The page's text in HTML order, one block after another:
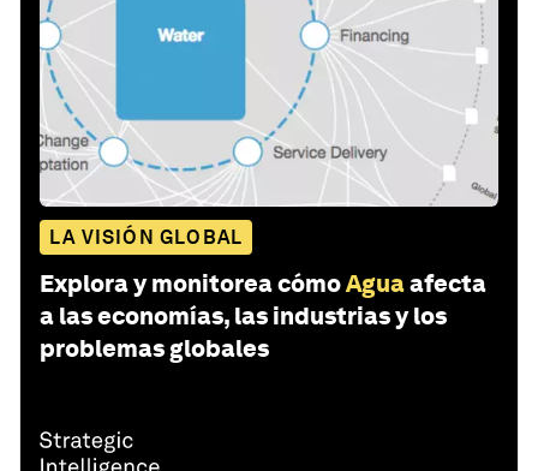
LA VISIÓN GLOBAL
Explora y monitorea cómoAguaafecta
a las economías, las industrias y los
problemas globales